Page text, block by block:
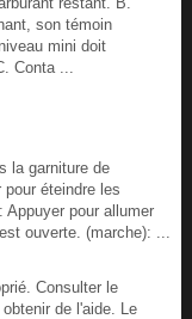
son témoin
mini doit
Conta ...
la garniture de
éteindre les
Appuyer pour allumer
ouverte. (marche): ...
Consulter le
de l'aide. Le